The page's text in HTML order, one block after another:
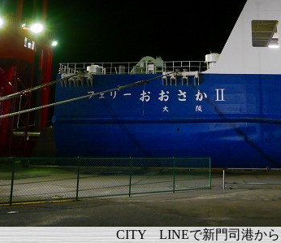
CITY LINEで新門司港から